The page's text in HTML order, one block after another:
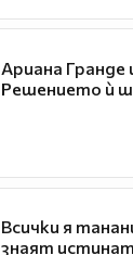
Ариана Гранде
Решението ѝ
Всички я
знаят